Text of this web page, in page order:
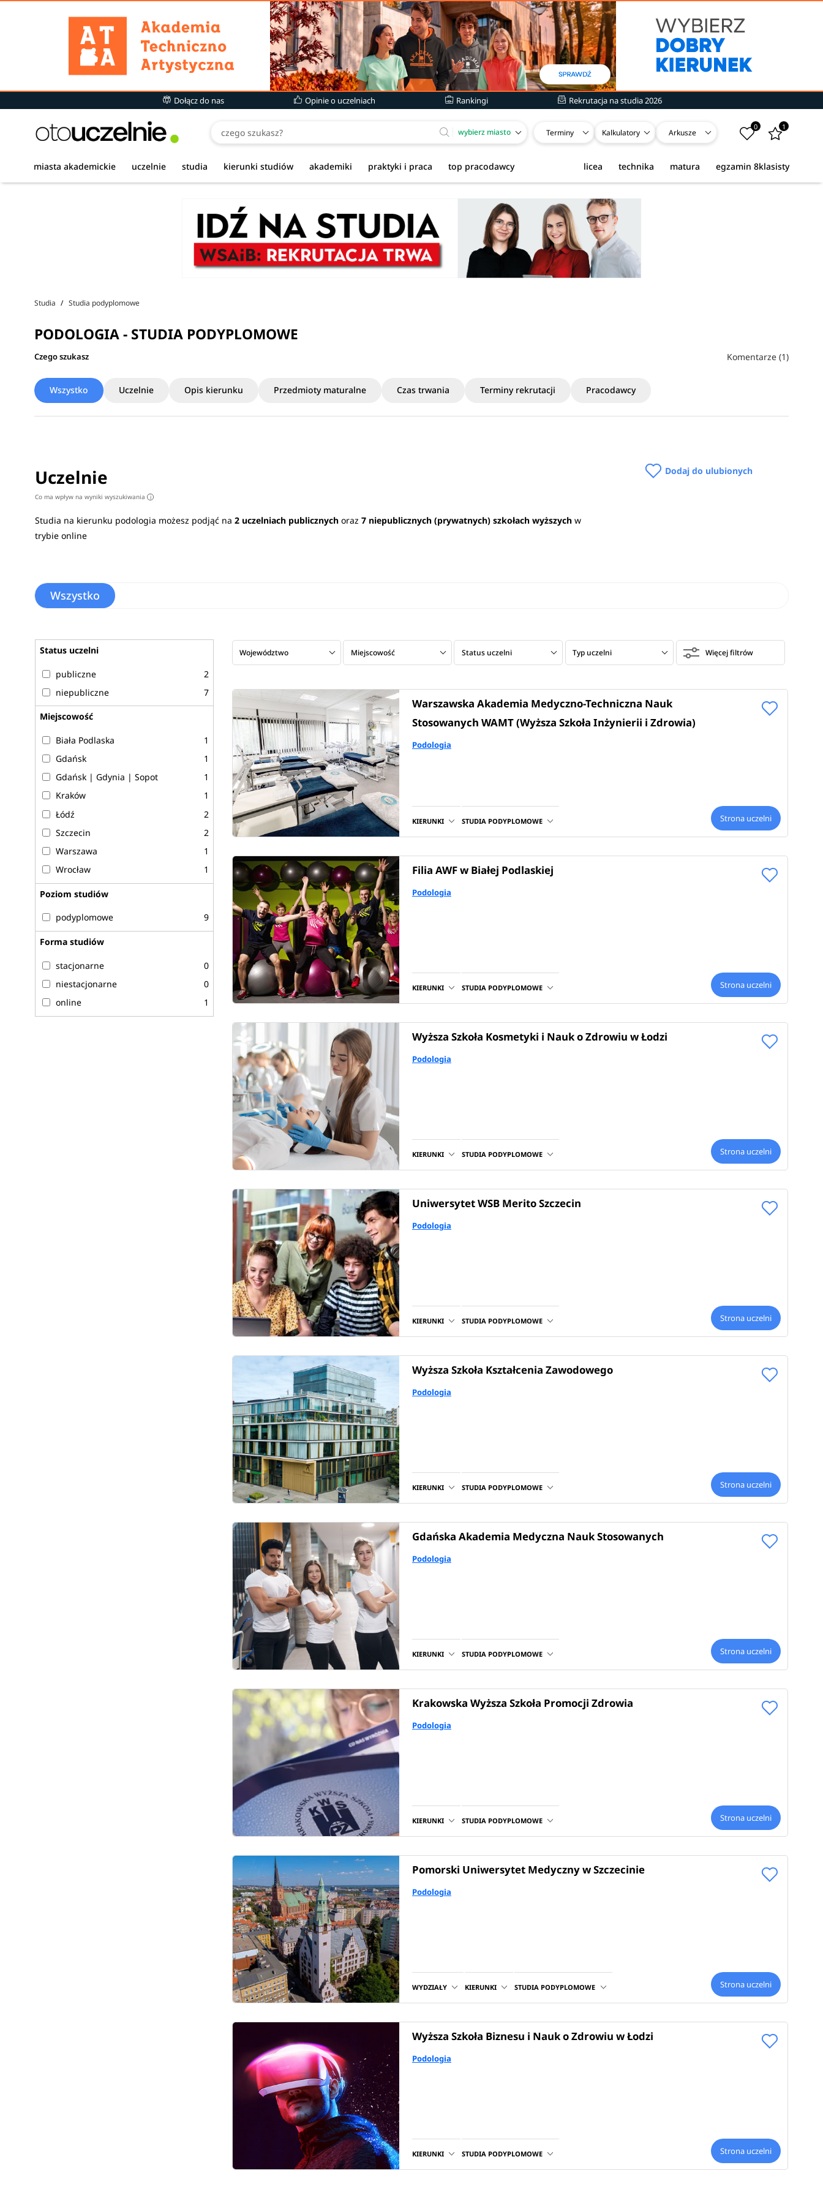
Dołącz do nas Opinie o uczelniach Rankingi Rekrutacja na studia 2026
wybierz miasto Terminy Kalkulatory Arkusze
0 1
miasta akademickie uczelnie studia kierunki studiów akademiki praktyki i praca top pracodawcy egzamin 8klasisty
matura
technika
licea
Studia Studia podyplomowe
PODOLOGIA - STUDIA PODYPLOMOWE
Czego szukasz Komentarze (1)
Wszystko Uczelnie Opis kierunku Przedmioty maturalne Czas trwania Terminy rekrutacji Pracodawcy
Uczelnie
Co ma wpływ na wyniki wyszukiwania i
Dodaj do ulubionych
Studia na kierunku podologia możesz podjąć na2 uczelniach publicznych oraz7 niepublicznych (prywatnych) szkołach wyższych w
trybie online
Wszystko
Województwo Miejscowość Status uczelni Typ uczelni Więcej filtrów
Warszawska Akademia Medyczno-Techniczna Nauk
Stosowanych WAMT (Wyższa Szkoła Inżynierii i Zdrowia)
Podologia
KIERUNKI STUDIA PODYPLOMOWE Strona uczelni
Filia AWF w Białej Podlaskiej
Podologia
KIERUNKI STUDIA PODYPLOMOWE Strona uczelni
Wyższa Szkoła Kosmetyki i Nauk o Zdrowiu w Łodzi
Podologia
KIERUNKI STUDIA PODYPLOMOWE Strona uczelni
Uniwersytet WSB Merito Szczecin
Podologia
KIERUNKI STUDIA PODYPLOMOWE Strona uczelni
Wyższa Szkoła Kształcenia Zawodowego
Podologia
KIERUNKI STUDIA PODYPLOMOWE Strona uczelni
Gdańska Akademia Medyczna Nauk Stosowanych
Podologia
KIERUNKI STUDIA PODYPLOMOWE Strona uczelni
Krakowska Wyższa Szkoła Promocji Zdrowia
Podologia
KIERUNKI STUDIA PODYPLOMOWE Strona uczelni
Pomorski Uniwersytet Medyczny w Szczecinie
Podologia
WYDZIAŁY KIERUNKI STUDIA PODYPLOMOWE Strona uczelni
Wyższa Szkoła Biznesu i Nauk o Zdrowiu w Łodzi
Podologia
KIERUNKI STUDIA PODYPLOMOWE Strona uczelni
Status uczelni
publiczne
2
niepubliczne
7
Miejscowość
Biała Podlaska
1
Gdańsk
1
Gdańsk | Gdynia | Sopot
1
Kraków
1
Łódź
2
Szczecin
2
Warszawa
1
Wrocław
1
Poziom studiów
podyplomowe 9
Forma studiów
stacjonarne
0
niestacjonarne
0
online
1